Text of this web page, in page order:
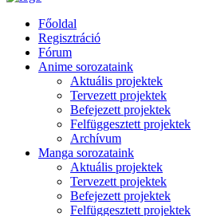
Főoldal
Regisztráció
Fórum
Anime sorozataink
Aktuális projektek
Tervezett projektek
Befejezett projektek
Felfüggesztett projektek
Archívum
Manga sorozataink
Aktuális projektek
Tervezett projektek
Befejezett projektek
Felfüggesztett projektek